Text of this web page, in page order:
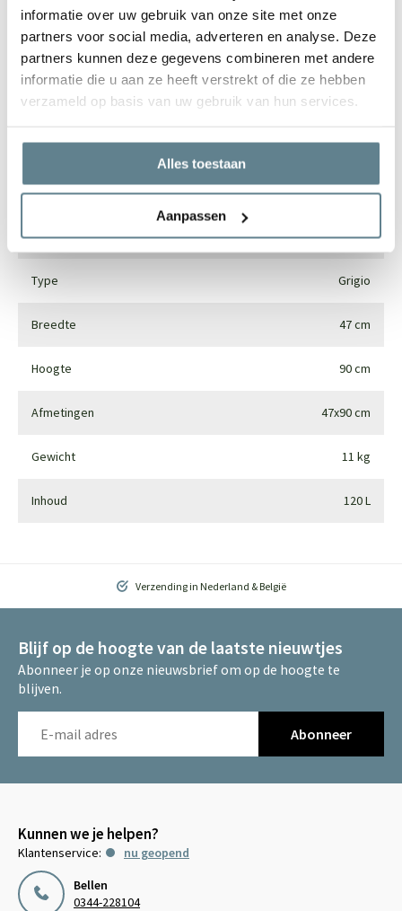
informatie over uw gebruik van onze site met onze
partners voor social media, adverteren en analyse. Deze
partners kunnen deze gegevens combineren met andere
informatie die u aan ze heeft verstrekt of die ze hebben
verzameld op basis van uw gebruik van hun services.
Alles toestaan
Aanpassen
Specificaties
Merk Luca lifestyle
Vorm Vaas
Gebruik Interieur en exterieur
Materiaal Fiberglass
Type Grigio
Breedte 47 cm
Hoogte 90 cm
Afmetingen 47x90 cm
Gewicht 11 kg
Inhoud 120 L
Verzending in Nederland & België
Blijf op de hoogte van de laatste nieuwtjes
Abonneer je op onze nieuwsbrief om op de hoogte te
blijven.
Abonneer
Kunnen we je helpen?
Klantenservice:
nu geopend
Bellen
0344-228104